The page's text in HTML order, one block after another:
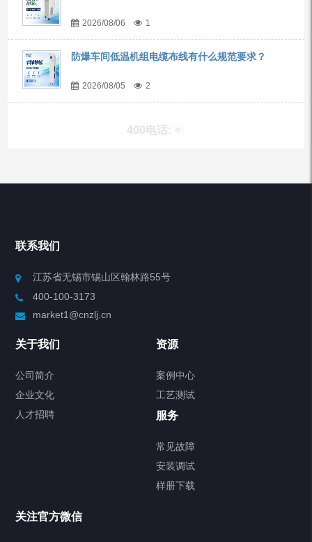
2026/08/06 1
防爆车间低温机组电缆布线有什么规范要求？
2026/08/05 2
400电话:
产品分类
制冷加热动态控温系统
Chiller气体控温系统
Chamber试验箱
联系我们
江苏省无锡市锡山区翰林路55号
400-100-3173
market1@cnzlj.cn
关于我们
公司简介
企业文化
人才招聘
资源
案例中心
工艺测试
服务
常见故障
安装调试
样册下载
关注官方微信